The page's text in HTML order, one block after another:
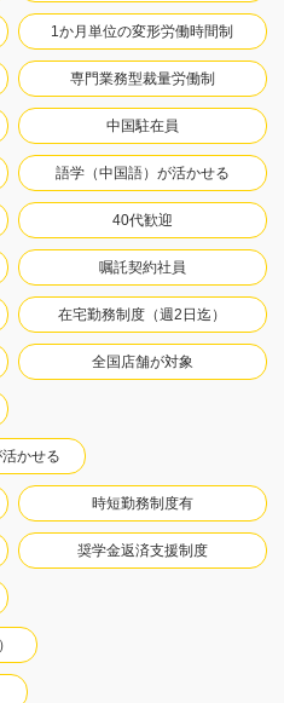
1か月単位の変形労働時間制
専門業務型裁量労働制
中国駐在員
語学（中国語）が活かせる
40代歓迎
嘱託契約社員
在宅勤務制度（週2日迄）
全国店舗が対象
かせる
時短勤務制度有
奨学金返済支援制度